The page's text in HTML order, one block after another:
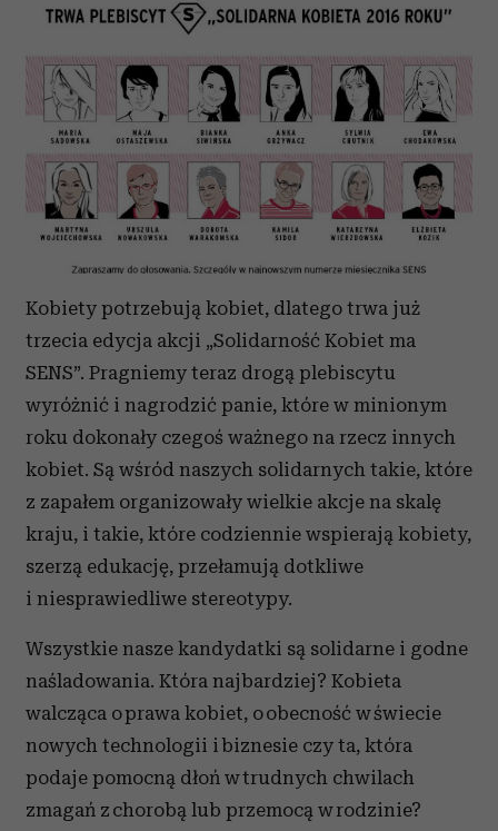
Kobiety potrzebują kobiet, dlatego trwa już
trzecia edycja akcji „Solidarność Kobiet ma
SENS”. Pragniemy teraz drogą plebiscytu
wyróżnić i nagrodzić panie, które w minionym
roku dokonały czegoś ważnego na rzecz innych
kobiet. Są wśród naszych solidarnych takie, które
z zapałem organizowały wielkie akcje na skalę
kraju, i takie, które codziennie wspierają kobiety,
szerzą edukację, przełamują dotkliwe
i niesprawiedliwe stereotypy.
Wszystkie nasze kandydatki są solidarne i godne
naśladowania. Która najbardziej? Kobieta
walcząca o prawa kobiet, o obecność w świecie
nowych technologii i biznesie czy ta, która
podaje pomocną dłoń w trudnych chwilach
zmagań z chorobą lub przemocą w rodzinie?